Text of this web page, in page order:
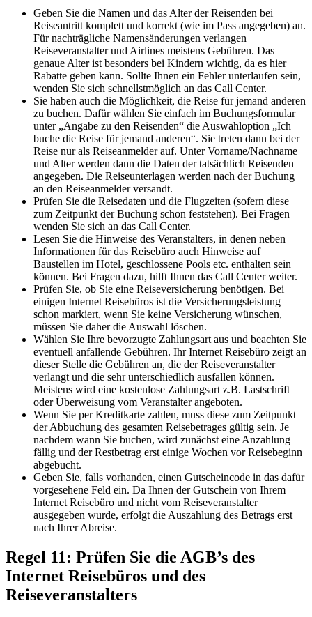
Geben Sie die Namen und das Alter der Reisenden bei
Reiseantritt komplett und korrekt (wie im Pass angegeben) an.
Für nachträgliche Namensänderungen verlangen
Reiseveranstalter und Airlines meistens Gebühren. Das
genaue Alter ist besonders bei Kindern wichtig, da es hier
Rabatte geben kann. Sollte Ihnen ein Fehler unterlaufen sein,
wenden Sie sich schnellstmöglich an das Call Center.
Sie haben auch die Möglichkeit, die Reise für jemand anderen
zu buchen. Dafür wählen Sie einfach im Buchungsformular
unter „Angabe zu den Reisenden“ die Auswahloption „Ich
buche die Reise für jemand anderen“. Sie treten dann bei der
Reise nur als Reiseanmelder auf. Unter Vorname/Nachname
und Alter werden dann die Daten der tatsächlich Reisenden
angegeben. Die Reiseunterlagen werden nach der Buchung
an den Reiseanmelder versandt.
Prüfen Sie die Reisedaten und die Flugzeiten (sofern diese
zum Zeitpunkt der Buchung schon feststehen). Bei Fragen
wenden Sie sich an das Call Center.
Lesen Sie die Hinweise des Veranstalters, in denen neben
Informationen für das Reisebüro auch Hinweise auf
Baustellen im Hotel, geschlossene Pools etc. enthalten sein
können. Bei Fragen dazu, hilft Ihnen das Call Center weiter.
Prüfen Sie, ob Sie eine Reiseversicherung benötigen. Bei
einigen Internet Reisebüros ist die Versicherungsleistung
schon markiert, wenn Sie keine Versicherung wünschen,
müssen Sie daher die Auswahl löschen.
Wählen Sie Ihre bevorzugte Zahlungsart aus und beachten Sie
eventuell anfallende Gebühren. Ihr Internet Reisebüro zeigt an
dieser Stelle die Gebühren an, die der Reiseveranstalter
verlangt und die sehr unterschiedlich ausfallen können.
Meistens wird eine kostenlose Zahlungsart z.B. Lastschrift
oder Überweisung vom Veranstalter angeboten.
Wenn Sie per Kreditkarte zahlen, muss diese zum Zeitpunkt
der Abbuchung des gesamten Reisebetrages gültig sein. Je
nachdem wann Sie buchen, wird zunächst eine Anzahlung
fällig und der Restbetrag erst einige Wochen vor Reisebeginn
abgebucht.
Geben Sie, falls vorhanden, einen Gutscheincode in das dafür
vorgesehene Feld ein. Da Ihnen der Gutschein von Ihrem
Internet Reisebüro und nicht vom Reiseveranstalter
ausgegeben wurde, erfolgt die Auszahlung des Betrags erst
nach Ihrer Abreise.
Regel 11: Prüfen Sie die AGB’s des
Internet Reisebüros und des
Reiseveranstalters